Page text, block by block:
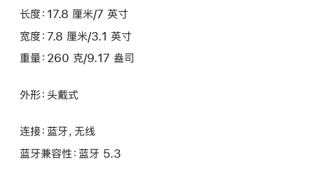
长度：17.8 厘米/7 英寸
宽度：7.8 厘米/3.1 英寸
重量：260 克/9.17 盎司
外形：头戴式
连接：蓝牙，无线
蓝牙兼容性：蓝牙 5.3